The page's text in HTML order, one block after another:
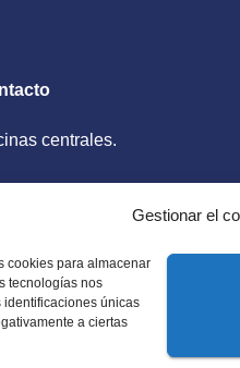
Gestionar el
cookies para almacenar
tecnologías nos
identificaciones únicas
a ciertas
centrales.
y Estados Unidos. Amplia